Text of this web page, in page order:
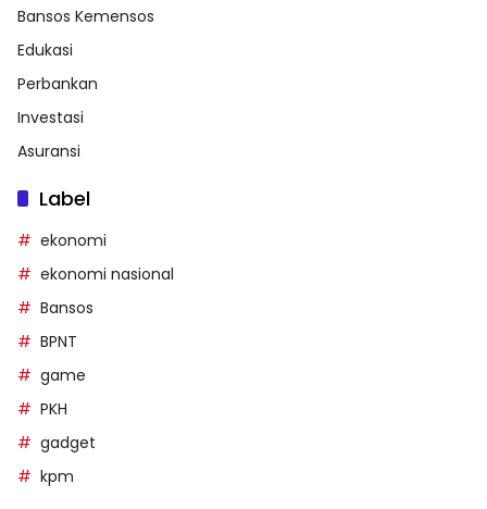
Bansos Kemensos
Edukasi
Perbankan
Investasi
Asuransi
Label
ekonomi
ekonomi nasional
Bansos
BPNT
game
PKH
gadget
kpm